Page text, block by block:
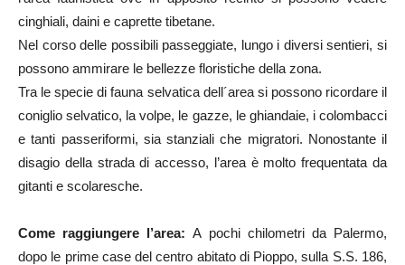
cinghiali, daini e caprette tibetane.
Nel corso delle possibili passeggiate, lungo i diversi sentieri, si
possono ammirare le bellezze floristiche della zona.
Tra le specie di fauna selvatica dell´area si possono ricordare il
coniglio selvatico, la volpe, le gazze, le ghiandaie, i colombacci
e tanti passeriformi, sia stanziali che migratori. Nonostante il
disagio della strada di accesso, l’area è molto frequentata da
gitanti e scolaresche.
Come raggiungere l’area:A pochi chilometri da Palermo,
dopo le prime case del centro abitato di Pioppo, sulla S.S. 186,